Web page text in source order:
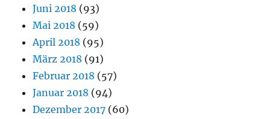
Juni 2018 (93)
Mai 2018 (59)
April 2018 (95)
März 2018 (91)
Februar 2018 (57)
Januar 2018 (94)
Dezember 2017 (60)